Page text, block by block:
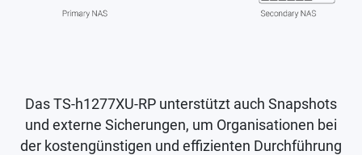
Das TS-h1277XU-RP unterstützt auch Snapshots
und externe Sicherungen, um Organisationen bei
der kostengünstigen und effizienten Durchführung